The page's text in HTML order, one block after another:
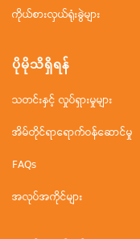
ကိုယ်စားလှယ်ရုံးခွဲများ
ပိုမိုသိရှိရန်
သတင်းနှင့် လှုပ်ရှားမှုများ
အိမ်တိုင်ရာရောက်ဝန်ဆောင်မှု
FAQs
အလုပ်အကိုင်များ